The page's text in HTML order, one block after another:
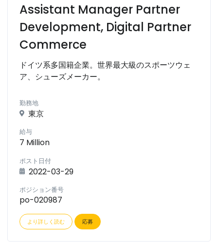
Assistant Manager Partner
Development, Digital Partner
Commerce
ドイツ系多国籍企業。世界最大級のスポーツウェ
ア、シューズメーカー。
勤務地
東京
給与
7 Million
ポスト日付
2022-03-29
ポジション番号
po-020987
より詳しく読む 応募